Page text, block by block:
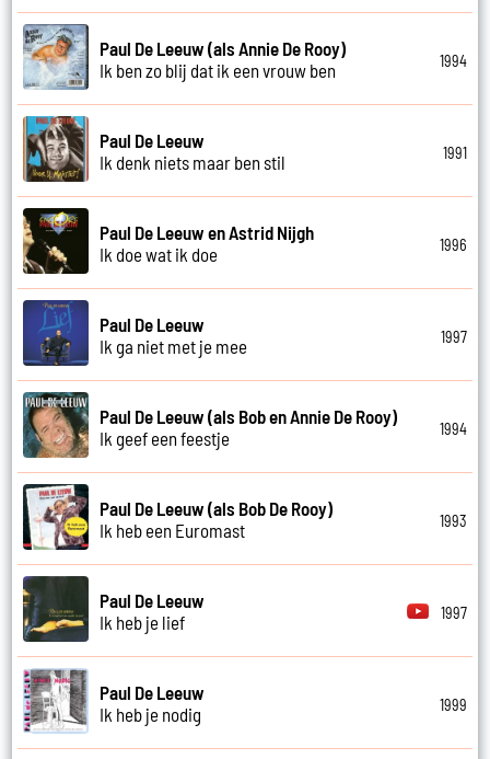
Paul De Leeuw (als Annie De Rooy)
Ik ben zo blij dat ik een vrouw ben
1994
Paul De Leeuw
Ik denk niets maar ben stil
1991
Paul De Leeuw en Astrid Nijgh
Ik doe wat ik doe
1996
Paul De Leeuw
Ik ga niet met je mee
1997
Paul De Leeuw (als Bob en Annie De Rooy)
Ik geef een feestje
1994
Paul De Leeuw (als Bob De Rooy)
Ik heb een Euromast
1993
Paul De Leeuw
Ik heb je lief
1997
Paul De Leeuw
Ik heb je nodig
1999